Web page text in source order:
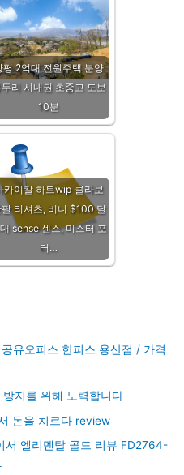
평 2억대 전원주택 분양
두리 시내권 초중고 도보
10분
카이칼 하트wip 콜라보
팔 티셔츠, 비니 $100 달
sense 센스, 미스터 포
터…
유오피스 한피스 용산점 / 가격
지를 위해 노력합니다
돈을 치르다 review
서 엘리멘탈 골드 리뷰 FD2764-